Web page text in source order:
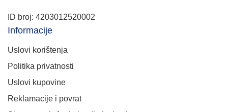
ID broj: 4203012520002
Informacije
Uslovi korištenja
Politika privatnosti
Uslovi kupovine
Reklamacije i povrat